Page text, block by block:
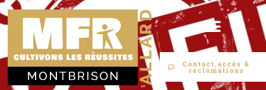
Contact,accès &
réclamations